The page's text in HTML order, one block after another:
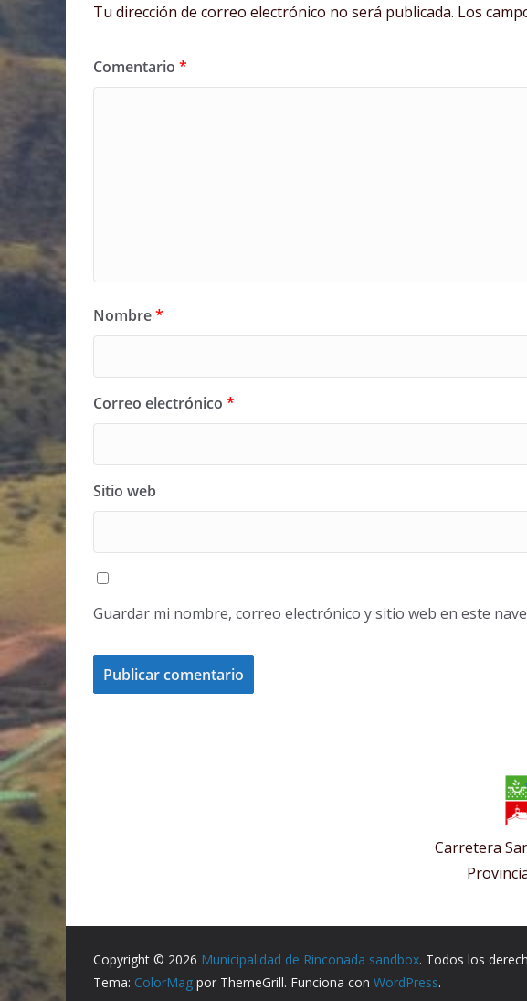
Tu dirección de correo electrónico no será publicada. Los
Comentario *
Nombre*
Correo electrónico *
Sitio web
Guardar mi nombre, correo electrónico y sitio web en este
Carretera
Copyright © 2026 Municipalidad de Rinconada sandbox. Todos los
Tema: ColorMag por ThemeGrill. Funciona con WordPress.